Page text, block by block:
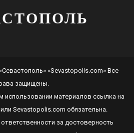
«Sevastopolis.com» Все
защищены.
использовании материалов ссылка на
или Sevastopolis.com обязательна.
за достоверность